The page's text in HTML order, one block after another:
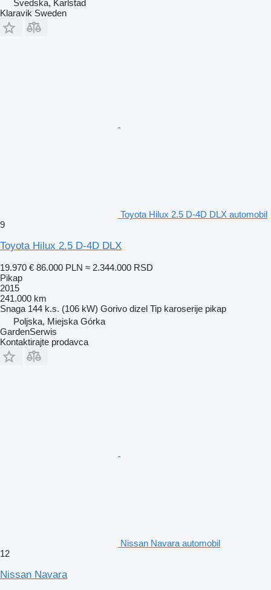
Švedska, Karlstad
Klaravik Sweden
Toyota Hilux 2.5 D-4D DLX automobil
9
Toyota Hilux 2.5 D-4D DLX
19.970 € 86.000 PLN ≈ 2.344.000 RSD
Pikap
2015
241.000 km
Snaga 144 k.s. (106 kW) Gorivo dizel Tip karoserije pikap
Poljska, Miejska Górka
GardenSerwis
Kontaktirajte prodavca
Nissan Navara automobil
12
Nissan Navara